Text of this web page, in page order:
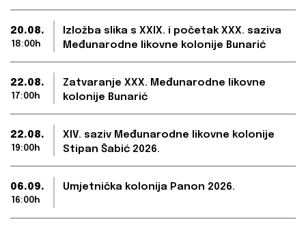
20.08.
18:00h
Izložba slika s XXIX. i početak XXX. saziva
Međunarodne likovne kolonije Bunarić
22.08.
17:00h
Zatvaranje XXX. Međunarodne likovne
kolonije Bunarić
22.08.
19:00h
XIV. saziv Međunarodne likovne kolonije
Stipan Šabić 2026.
06.09.
16:00h
Umjetnička kolonija Panon 2026.